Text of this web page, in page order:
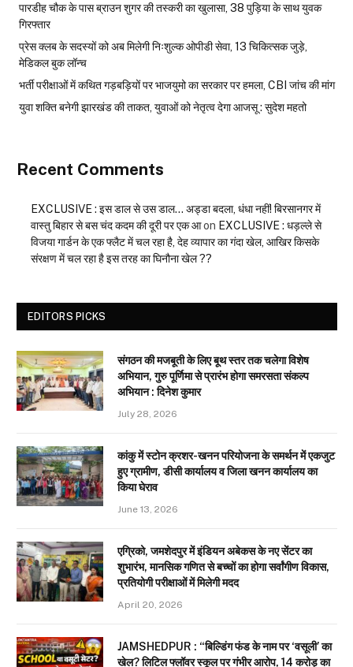
पारडीह चौक के पास ब्राउन शुगर की तस्करी का खुलासा, 38 पुड़िया के साथ युवक
गिरफ्तार
प्रेस क्लब के सदस्यों को अब मिलेगी निःशुल्क ओपीडी सेवा, 13 चिकित्सक जुड़े,
मेडिकल बुक लॉन्च
भर्ती परीक्षाओं में कथित गड़बड़ियों पर भाजयुमो का सरकार पर हमला, CBI जांच की मांग
युवा शक्ति बनेगी झारखंड की ताकत, युवाओं को नेतृत्व देगा आजसू : सुदेश महतो
Recent Comments
EXCLUSIVE : इस डाल से उस डाल… अड्डा बदला, धंधा नहीं! बिरसानगर में
वास्तु बिहार से बस चंद कदम की दूरी पर एक आon EXCLUSIVE : धड़ल्ले से
विजया गार्डन के एक फ्लैट में चल रहा है, देह व्यापार का गंदा खेल, आखिर किसके
संरक्षण में चल रहा है इस तरह का घिनौना खेल ??
EDITORS PICKS
संगठन की मजबूती के लिए बूथ स्तर तक चलेगा विशेष
अभियान, गुरु पूर्णिमा से प्रारंभ होगा समरसता संकल्प
अभियान : दिनेश कुमार
July 28, 2026
कांकु में स्टोन क्रशर-खनन परियोजना के समर्थन में एकजुट
हुए ग्रामीण, डीसी कार्यालय व जिला खनन कार्यालय का
किया घेराव
June 13, 2026
एग्रिको, जमशेदपुर में इंडियन अबेकस के नए सेंटर का
शुभारंभ, मानसिक गणित से बच्चों का होगा सर्वांगीण विकास,
प्रतियोगी परीक्षाओं में मिलेगी मदद
April 20, 2026
JAMSHEDPUR : “बिल्डिंग फंड के नाम पर ‘वसूली’ का
खेल? लिटिल फ्लॉवर स्कूल पर गंभीर आरोप, 14 करोड़ का